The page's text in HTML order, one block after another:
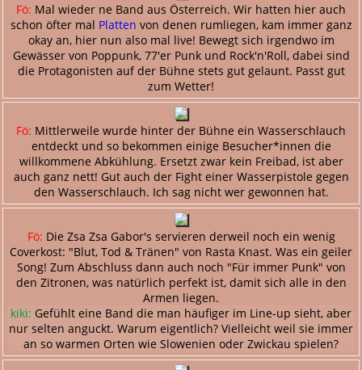
Fö: Mal wieder ne Band aus Österreich. Wir hatten hier auch
schon öfter mal Platten von denen rumliegen, kam immer ganz
okay an, hier nun also mal live! Bewegt sich irgendwo im
Gewässer von Poppunk, 77'er Punk und Rock'n'Roll, dabei sind
die Protagonisten auf der Bühne stets gut gelaunt. Passt gut
zum Wetter!
Fö: Mittlerweile wurde hinter der Bühne ein Wasserschlauch
entdeckt und so bekommen einige Besucher*innen die
willkommene Abkühlung. Ersetzt zwar kein Freibad, ist aber
auch ganz nett! Gut auch der Fight einer Wasserpistole gegen
den Wasserschlauch. Ich sag nicht wer gewonnen hat.
Fö: Die Zsa Zsa Gabor's servieren derweil noch ein wenig
Coverkost: "Blut, Tod & Tränen" von Rasta Knast. Was ein geiler
Song! Zum Abschluss dann auch noch "Für immer Punk" von
den Zitronen, was natürlich perfekt ist, damit sich alle in den
Armen liegen.
kiki: Gefühlt eine Band die man häufiger im Line-up sieht, aber
nur selten anguckt. Warum eigentlich? Vielleicht weil sie immer
an so warmen Orten wie Slowenien oder Zwickau spielen?